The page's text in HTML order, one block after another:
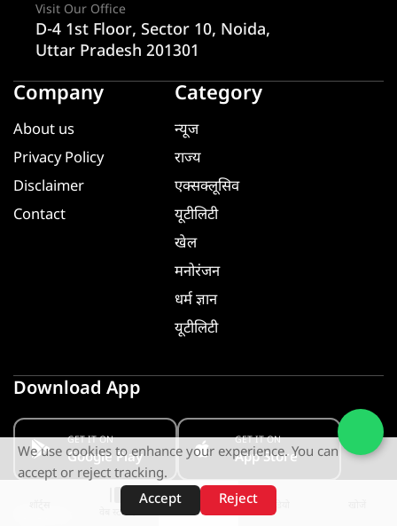
वेब स्टोरीज़
Visit Our Office
D-4 1st Floor, Sector 10, Noida,
Uttar Pradesh 201301
Company
About us
Privacy Policy
Disclaimer
Contact
Category
न्यूज
राज्य
एक्सक्लूसिव
यूटीलिटी
खेल
मनोरंजन
धर्म ज्ञान
यूटीलिटी
Download App
GET IT ON
Google Play
GET IT ON
App Store
We use cookies to enhance your experience. You can
accept or reject tracking.
Accept
Reject